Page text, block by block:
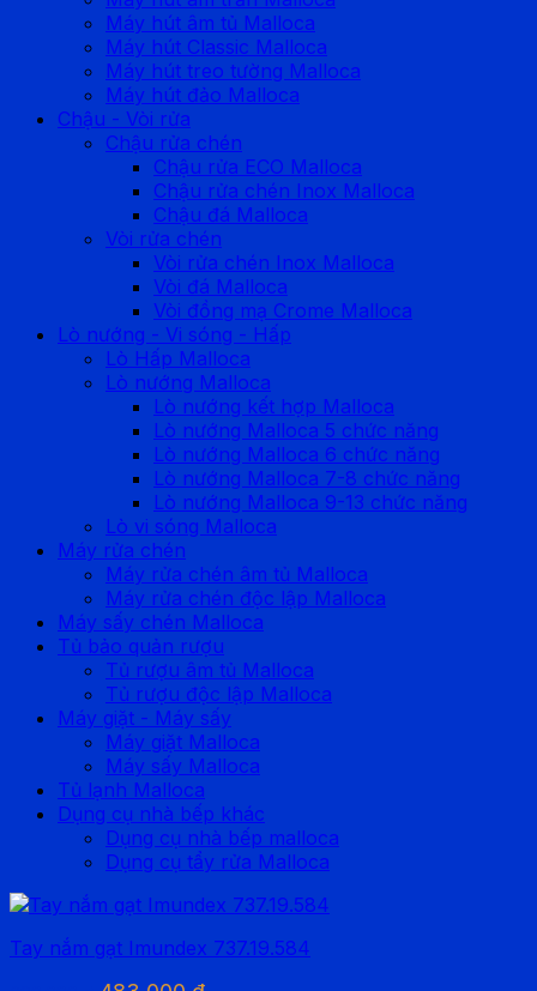
Máy hút âm tủ Malloca
Máy hút Classic Malloca
Máy hút treo tường Malloca
Máy hút đảo Malloca
Chậu - Vòi rửa
Chậu rửa chén
Chậu rửa ECO Malloca
Chậu rửa chén Inox Malloca
Chậu đá Malloca
Vòi rửa chén
Vòi rửa chén Inox Malloca
Vòi đá Malloca
Vòi đồng mạ Crome Malloca
Lò nướng - Vi sóng - Hấp
Lò Hấp Malloca
Lò nướng Malloca
Lò nướng kết hợp Malloca
Lò nướng Malloca 5 chức năng
Lò nướng Malloca 6 chức năng
Lò nướng Malloca 7-8 chức năng
Lò nướng Malloca 9-13 chức năng
Lò vi sóng Malloca
Máy rửa chén
Máy rửa chén âm tủ Malloca
Máy rửa chén độc lập Malloca
Máy sấy chén Malloca
Tủ bảo quản rượu
Tủ rượu âm tủ Malloca
Tủ rượu độc lập Malloca
Máy giặt - Máy sấy
Máy giặt Malloca
Máy sấy Malloca
Tủ lạnh Malloca
Dụng cụ nhà bếp khác
Dụng cụ nhà bếp malloca
Dụng cụ tẩy rửa Malloca
Tay nắm gạt Imundex 737.19.584